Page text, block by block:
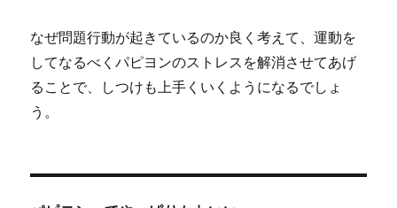
なぜ問題行動が起きているのか良く考えて、運動を
してなるべくパピヨンのストレスを解消させてあげ
ることで、しつけも上手くいくようになるでしょ
う。